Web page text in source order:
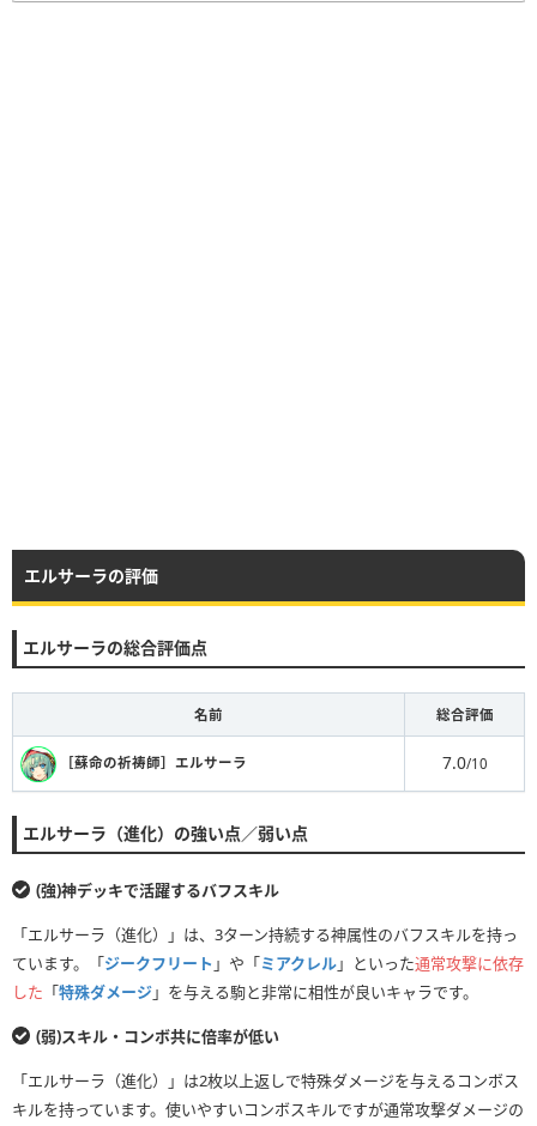
エルサーラの評価
エルサーラの総合評価点
名前 総合評価
［蘇命の祈祷師］エルサーラ 7.0/10
エルサーラ（進化）の強い点／弱い点
(強)神デッキで活躍するバフスキル
「エルサーラ（進化）」は、3ターン持続する神属性のバフスキルを持っ
ています。「ジークフリート 」や「ミアクレル」といった通常攻撃に依存
した 「特殊ダメージ」を与える駒と非常に相性が良いキャラです。
(弱)スキル・コンボ共に倍率が低い
「エルサーラ（進化）」は2枚以上返しで特殊ダメージを与えるコンボス
キルを持っています。使いやすいコンボスキルですが通常攻撃ダメージの